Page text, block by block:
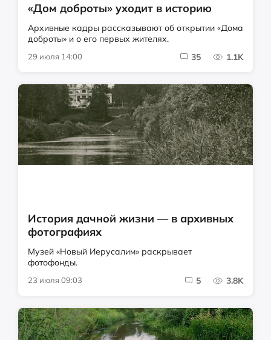
«Дом доброты» уходит в историю
Архивные кадры рассказывают об открытии «Дома
доброты» и о его первых жителях.
29 июля 14:00 35 1.1K
История дачной жизни — в архивных
фотографиях
Музей «Новый Иерусалим» раскрывает
фотофонды.
23 июля 09:03 5 3.8K